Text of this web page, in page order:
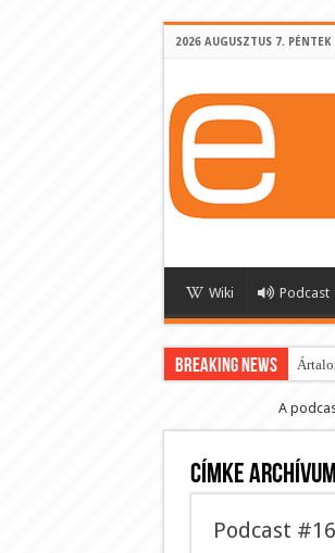
2026 AUGUSZTUS 7. PÉNTEK
Wiki Podcast
BREAKING NEWS
E-
A
Címke
Podcast